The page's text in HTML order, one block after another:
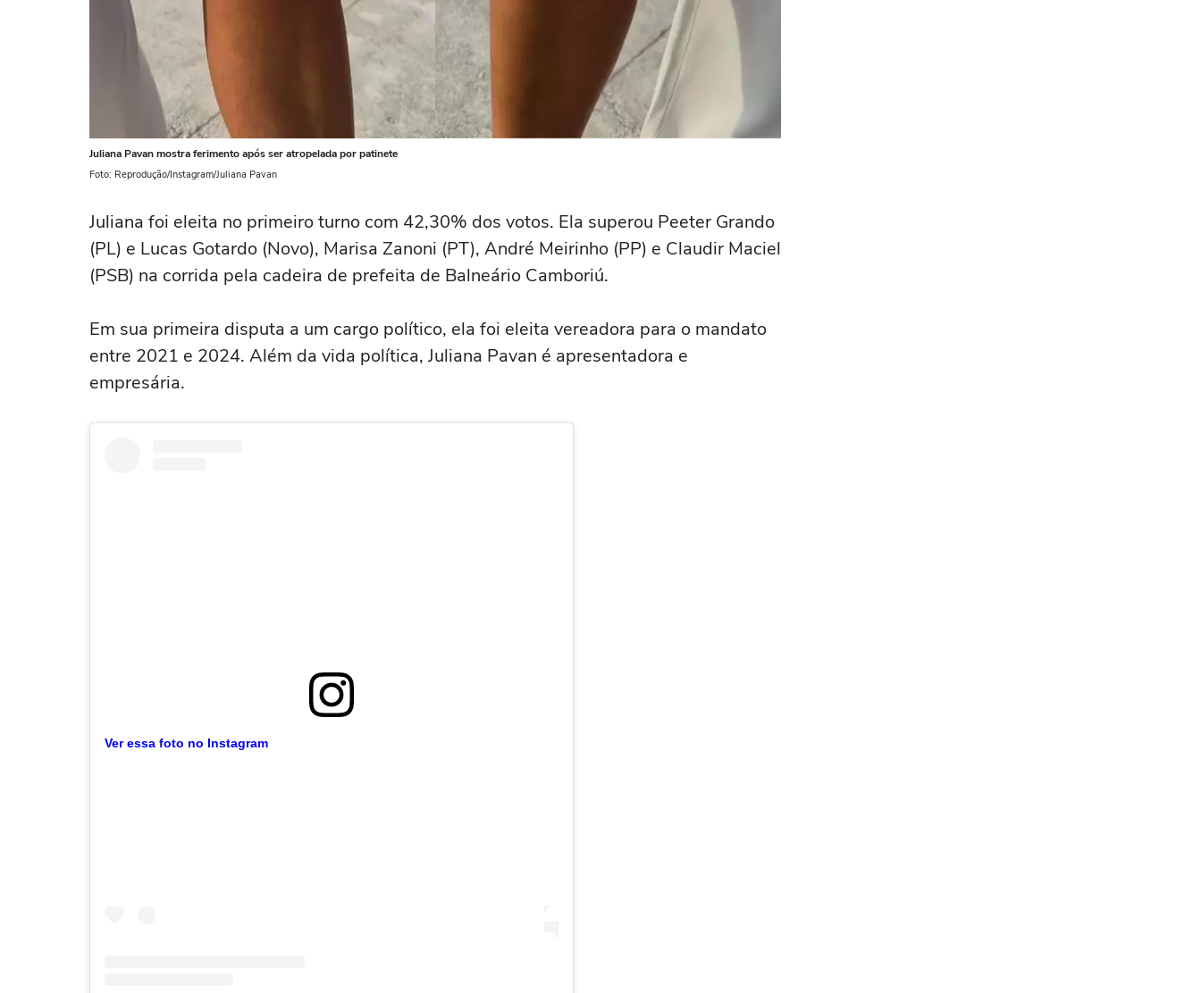
Juliana Pavan mostra ferimento após ser atropelada por patinete
Foto: Reprodução/Instagram/Juliana Pavan
Juliana foi eleita no primeiro turno com 42,30% dos votos. Ela superou Peeter Grando
(PL) e Lucas Gotardo (Novo), Marisa Zanoni (PT), André Meirinho (PP) e Claudir Maciel
(PSB) na corrida pela cadeira de prefeita de Balneário Camboriú.
Em sua primeira disputa a um cargo político, ela foi eleita vereadora para o mandato
entre 2021 e 2024. Além da vida política, Juliana Pavan é apresentadora e
empresária.
Ver essa foto no Instagram